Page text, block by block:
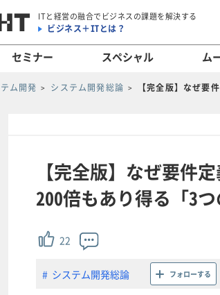
ITと経営の融合でビジネスの課題を解決する
ビジネス＋ITとは？
セミナー スペシャル ム
ム開発 システム開発総論 【完全版】なぜ要
【完全版】なぜ要件
200倍もあり得る「3つ
22
システム開発総論 フォローする